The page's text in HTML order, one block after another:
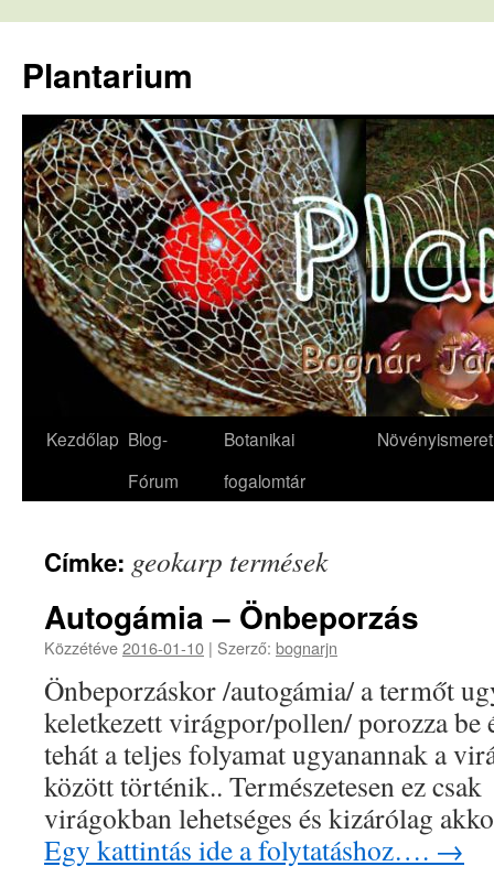
tartalomba
Plantarium
Kezdőlap Blog-
Fórum
Botanikai
fogalomtár
Növényismeret
Címke: geokarp termések
Autogámia – Önbeporzás
Közzétéve2016-01-10 | Szerző: bognarjn
Önbeporzáskor /autogámia/ a termőt
keletkezett virágpor/pollen/ porozza be
tehát a teljes folyamat ugyanannak a
között történik.. Természetesen ez
virágokban lehetséges és kizárólag
Egy kattintás ide a folytatáshoz…. →